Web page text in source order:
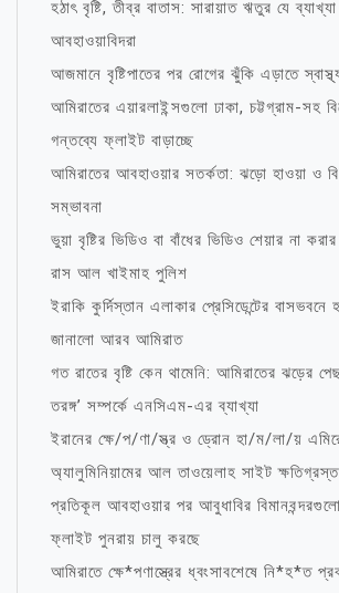
হঠাৎ বৃষ্টি, তীব্র বাতাস: সারায়াত ঋতুর যে
আবহাওয়াবিদরা
আজমানে বৃষ্টিপাতের পর রোগের ঝুঁকি এড়াতে
আমিরাতের এয়ারলাইন্সগুলো ঢাকা, চট্টগ্রাম-সহ
গন্তব্যে ফ্লাইট বাড়াচ্ছে
আমিরাতের আবহাওয়ার সতর্কতা: ঝড়ো হাওয়া ও
সম্ভাবনা
ভুয়া বৃষ্টির ভিডিও বা বাঁধের ভিডিও শেয়ার না
রাস আল খাইমাহ পুলিশ
ইরাকি কুর্দিস্তান এলাকার প্রেসিডেন্টের বাসভবনে
জানালো আরব আমিরাত
গত রাতের বৃষ্টি কেন থামেনি: আমিরাতের ঝড়ের
তরঙ্গ’ সম্পর্কে এনসিএম-এর ব্যাখ্যা
ইরানের ক্ষে/প/ণা/স্ত্র ও ড্রোন হা/ম/লা/য়
অ্যালুমিনিয়ামের আল তাওয়েলাহ সাইট ক্ষতিগ্রস্ত
প্রতিকূল আবহাওয়ার পর আবুধাবির বিমানবন্দরগুলো
ফ্লাইট পুনরায় চালু করছে
আমিরাতে ক্ষে*পণাস্ত্রের ধ্বংসাবশেষে নি*হ*ত